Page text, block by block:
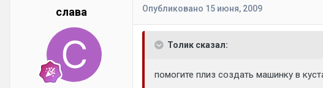
слава Опубликовано 15 июня, 2009
Толик сказал:
помогите плиз создать машинку в